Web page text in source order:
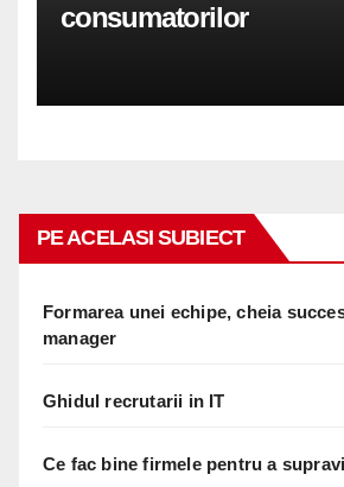
consumatorilor
PE ACELASI SUBIECT
Formarea unei echipe, cheia
manager
Ghidul recrutarii in IT
Ce fac bine firmele pentru a